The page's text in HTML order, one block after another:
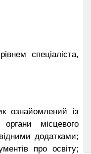
спеціаліста,
ознайомлений із
місцевого
додатками;
про освіту;